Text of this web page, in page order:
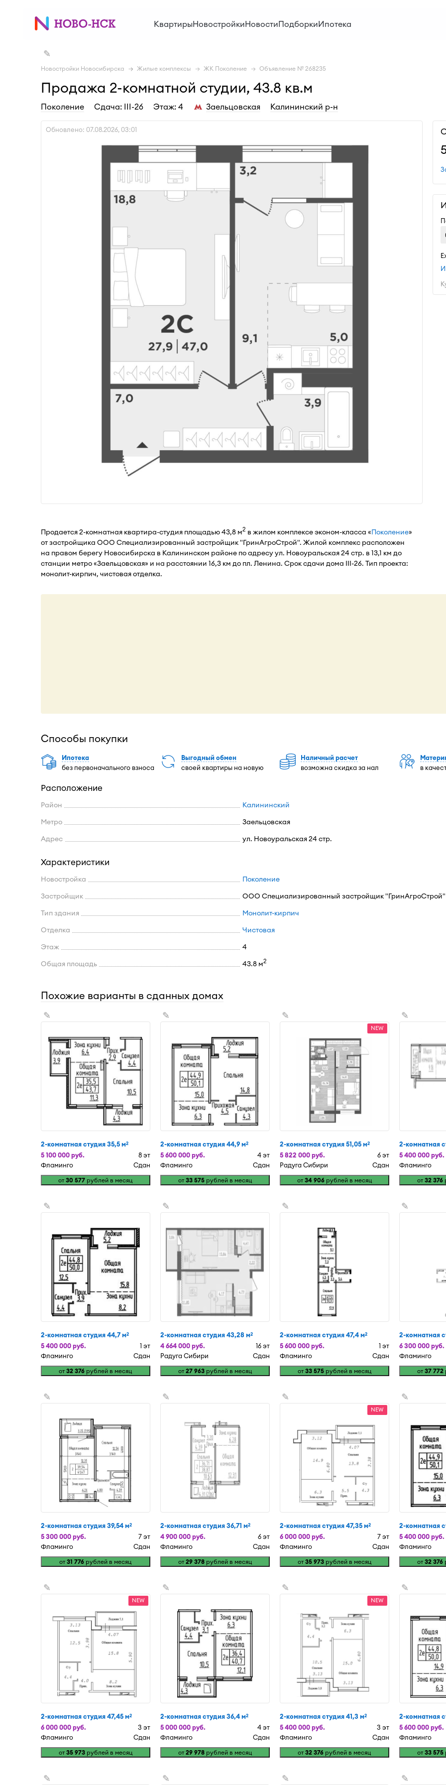
КвартирыНовостройкиНовостиПодборкиИпотека
✎
Новостройки Новосибирска Жилые комплексы ЖК Поколение Объявление № 268235
Продажа 2-комнатной студии, 43.8 кв.м
Поколение Cдача: III-26 Этаж: 4 Заельцовская Калининский р-н
Обновлено: 07.08.2026, 03:01
Продается 2-комнатная квартира-студия площадью 43,8 м2 в жилом комплексе эконом-класса «Поколение»
от застройщика ООО Специализированный застройщик "ГринАгроСтрой". Жилой комплекс расположен
на правом берегу Новосибирска в Калининском районе по адресу ул. Новоуральская 24 стр. в 13,1 км до
станции метро «Заельцовская» и на расстоянии 16,3 км до пл. Ленина. Срок сдачи дома III-26. Тип проекта:
монолит-кирпич, чистовая отделка.
Способы покупки
Ипотека
без первоначального взноса
Выгодный обмен
своей квартиры на новую
Наличный расчет
возможна скидка за нал
в
Расположение
Район
Калининский
Метро
Заельцовская
Адрес
ул. Новоуральская 24 стр.
Характеристики
Новостройка
Поколение
Застройщик
ООО Специализированный застройщик "ГринАгроСтрой"
Тип здания
Монолит-кирпич
Отделка
Чистовая
Этаж
4
Общая площадь
43.8 м2
Похожие варианты в сданных домах
✎
2-комнатная студия 35,5 м2
5 100 000 руб.
8 эт
Фламинго
Сдан
от30 577 рублей в месяц
✎
2-комнатная студия 44,9 м2
5 600 000 руб.
4 эт
Фламинго
Сдан
от 33 575рублей в месяц
✎
NEW
2-комнатная студия 51,05 м2
5 822 000 руб.
6 эт
Радуга Сибири
Сдан
от 34 906рублей в месяц
✎
2-комнатная
5 400 000 руб.
Фламинго
от32 376
✎
2-комнатная студия 44,7 м2
5 400 000 руб.
1 эт
Фламинго
Сдан
от32 376 рублей в месяц
✎
2-комнатная студия 43,28 м2
4 664 000 руб.
16 эт
Радуга Сибири
Сдан
от 27 963рублей в месяц
✎
2-комнатная студия 47,4 м2
5 600 000 руб.
1 эт
Фламинго
Сдан
от 33 575рублей в месяц
✎
2-комнатная
6 300 000 руб.
Фламинго
от 37 772
✎
2-комнатная студия 39,54 м2
5 300 000 руб.
7 эт
Фламинго
Сдан
от31 776 рублей в месяц
✎
2-комнатная студия 36,71 м2
4 900 000 руб.
6 эт
Фламинго
Сдан
от 29 378рублей в месяц
✎
NEW
2-комнатная студия 47,35 м2
6 000 000 руб.
7 эт
Фламинго
Сдан
от 35 973рублей в месяц
✎
2-комнатная
5 400 000 руб.
Фламинго
от32 376
✎
NEW
2-комнатная студия 47,45 м2
6 000 000 руб.
3 эт
Фламинго
Сдан
от 35 973рублей в месяц
✎
2-комнатная студия 36,4 м2
5 000 000 руб.
4 эт
Фламинго
Сдан
от 29 978рублей в месяц
✎
NEW
2-комнатная студия 41,3 м2
5 400 000 руб.
3 эт
Фламинго
Сдан
от32 376 рублей в месяц
✎
2-комнатная
5 600 000 руб.
Фламинго
от 33 575
✎ ✎ ✎ ✎